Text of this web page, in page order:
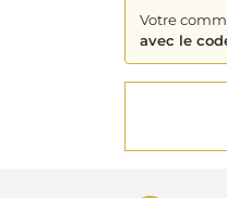
Votre
avec le